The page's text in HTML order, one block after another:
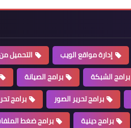
إدارة مواقع الويب التحميل
برامج الشبكة برامج الصيانة
برامج تحرير الصور برامج
برامج دينية برامج ضغط